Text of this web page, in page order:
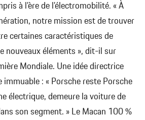
à l’ère de l’électromobilité. « À
notre mission est de trouver
certaines caractéristiques de
nouveaux éléments », dit-il sur
Mondiale. Une idée directrice
immuable : « Porsche reste Porsche
électrique, demeure la voiture de
son segment. » Le Macan 100 %